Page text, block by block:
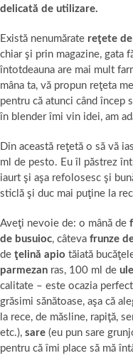
delicată de utilizare.
Există nenumărate reţete
chiar şi prin magazine, gata
întotdeauna are mai mult
mâna ta, vă propun reţeta
pentru că atunci când încep
în blender îmi vin idei, am
Din această reţetă o să vă
ml de pesto. Eu îl păstrez
iaurt şi aşa refolosesc şi
sticlă şi duc mai puţine la
Aveţi nevoie de: o mână de
de busuioc, câteva frunze
de ţelină apio tăiată
parmezan ras, 100 ml de
calitate – este ocazia
grăsimi sănătoase, aşa că
la rece, de măsline, rapiţă,
etc.), sare (eu pun sare
pentru că îmi place să mă